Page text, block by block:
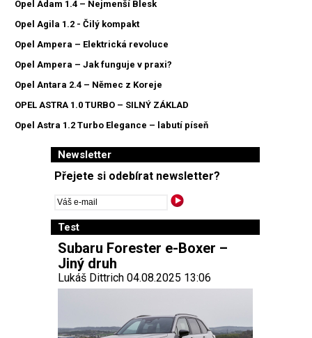
Opel Adam 1.4 – Nejmenší Blesk
Opel Agila 1.2 - Čilý kompakt
Opel Ampera – Elektrická revoluce
Opel Ampera – Jak funguje v praxi?
Opel Antara 2.4 – Němec z Koreje
OPEL ASTRA 1.0 TURBO – SILNÝ ZÁKLAD
Opel Astra 1.2 Turbo Elegance – labutí píseň
Newsletter
Přejete si odebírat newsletter?
Test
Subaru Forester e-Boxer –
Jiný druh
Lukáš Dittrich 04.08.2025 13:06